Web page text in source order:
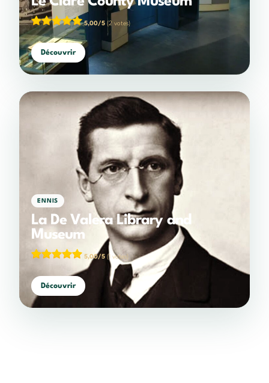
5,00/5 (2 votes)
Découvrir
ENNIS
La De Valera Library and
Museum
5,00/5 (1 votes)
Découvrir